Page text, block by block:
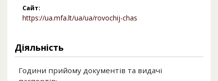
Сайт:
https://ua.mfa.lt/ua/ua/rovochij-chas
Діяльність
Години прийому документів та видачі